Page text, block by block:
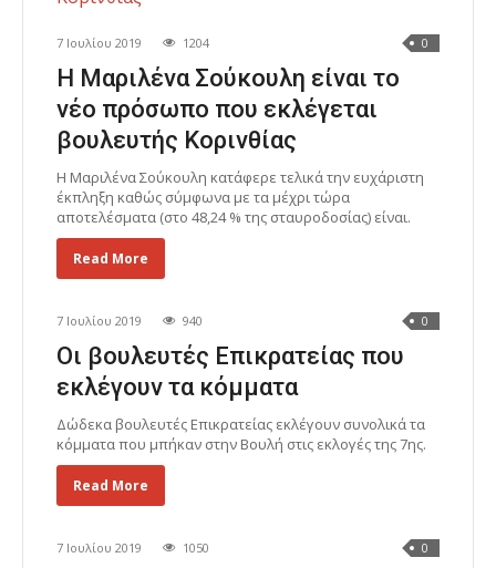
7 Ιουλίου 2019 1204 0
Η Μαριλένα Σούκουλη είναι το
νέο πρόσωπο που εκλέγεται
βουλευτής Κορινθίας
Η Μαριλένα Σούκουλη κατάφερε τελικά την ευχάριστη
έκπληξη καθώς σύμφωνα με τα μέχρι τώρα
αποτελέσματα (στο 48,24 % της σταυροδοσίας) είναι.
Read More
7 Ιουλίου 2019 940 0
Οι βουλευτές Επικρατείας που
εκλέγουν τα κόμματα
Δώδεκα βουλευτές Επικρατείας εκλέγουν συνολικά τα
κόμματα που μπήκαν στην Βουλή στις εκλογές της 7ης.
Read More
7 Ιουλίου 2019 1050 0